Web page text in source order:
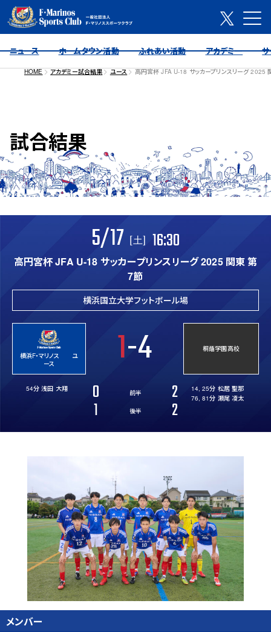
ニュース ホームタウン活動 ふれあい活動 アカデミー
HOME アカデミー試合結果 ユース 高円宮杯 JFA U-18 サッカープリンスリーグ 2025
試合結果
5/17 [土] 16:30
高円宮杯 JFA U-18 サッカープリンスリーグ 2025 関東 第
7節
横浜国立大学フットボール場
横浜F・マリノス ユ
ース
1-4 桐蔭学園高校
54分 浅田 大翔 0 前半 2
1 後半 2
14, 25分 松居 聖那
76, 81分 瀬尾 凌太
メンバー